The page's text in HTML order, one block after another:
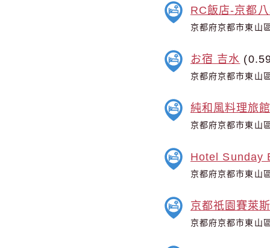
RC飯店-京都
京都府京都市東山
お宿 吉水
京都府京都市東山
純和風料理旅
京都府京都市東山
Hotel Sunday
京都府京都市東山
京都祇園賽萊
京都府京都市東山